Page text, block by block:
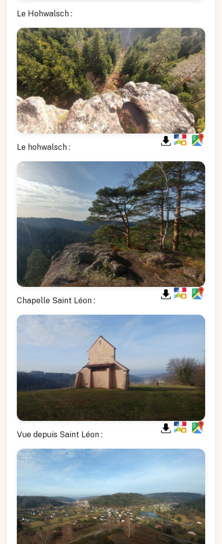
Le Hohwalsch :
Le hohwalsch :
Chapelle Saint Léon :
Vue depuis Saint Léon :